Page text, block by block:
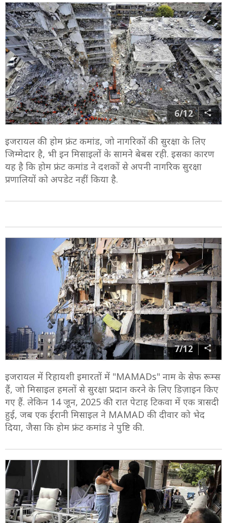
6/12
इजरायल की होम फ्रंट कमांड, जो नागरिकों की सुरक्षा के लिए
जिम्मेदार है, भी इन मिसाइलों के सामने बेबस रही. इसका कारण
यह है कि होम फ्रंट कमांड ने दशकों से अपनी नागरिक सुरक्षा
प्रणालियों को अपडेट नहीं किया है.
7/12
इजरायल में रिहायशी इमारतों में "MAMADs" नाम के सेफ रूम्स
हैं, जो मिसाइल हमलों से सुरक्षा प्रदान करने के लिए डिज़ाइन किए
गए हैं. लेकिन 14 जून, 2025 की रात पेटाह टिकवा में एक त्रासदी
हुई, जब एक ईरानी मिसाइल ने MAMAD की दीवार को भेद
दिया, जैसा कि होम फ्रंट कमांड ने पुष्टि की.